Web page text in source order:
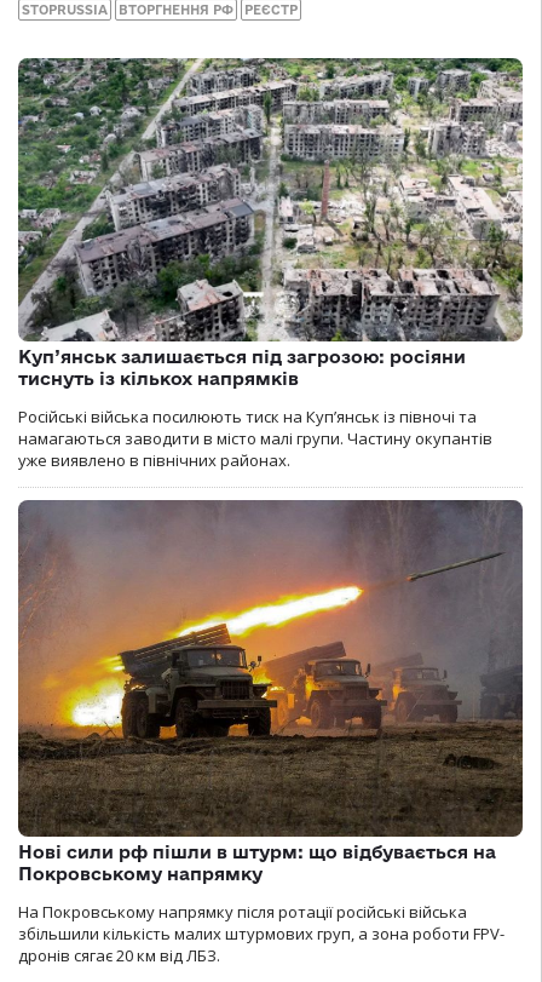
STOPRUSSIA ВТОРГНЕННЯ РФ РЕЄСТР
Куп’янськ залишається під загрозою: росіяни
тиснуть із кількох напрямків
Російські війська посилюють тиск на Куп’янськ із півночі та
намагаються заводити в місто малі групи. Частину окупантів
уже виявлено в північних районах.
Нові сили рф пішли в штурм: що відбувається на
Покровському напрямку
На Покровському напрямку після ротації російські війська
збільшили кількість малих штурмових груп, а зона роботи FPV-
дронів сягає 20 км від ЛБЗ.